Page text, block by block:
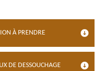
À PRENDRE
DE DESSOUCHAGE